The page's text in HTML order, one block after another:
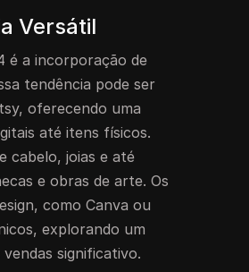
Versátil
é a incorporação de
tendência pode ser
oferecendo uma
até itens físicos.
cabelo, joias e até
e obras de arte. Os
como Canva ou
explorando um
significativo.